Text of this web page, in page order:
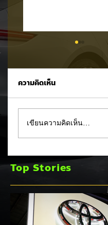
สัดส่วนเกือบครึ่ง!
ครองแชมป์ยอดข
C-Segment
มิถุนายน 2026 เป็
เดือนที่ 2 ติดต่อกั
ความคิดเห็น
เขียนความคิดเห็น…
Top Stories